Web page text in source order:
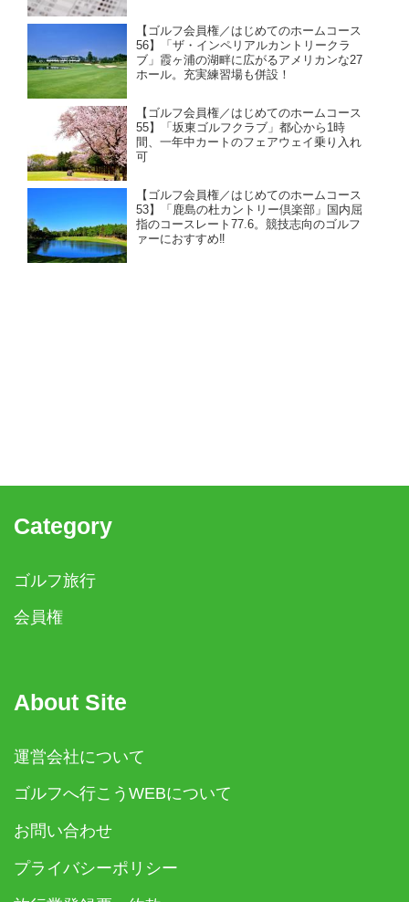
【ゴルフ会員権／はじめてのホームコース
56】「ザ・インペリアルカントリークラ
ブ」霞ヶ浦の湖畔に広がるアメリカンな27
ホール。充実練習場も併設！
【ゴルフ会員権／はじめてのホームコース
55】「坂東ゴルフクラブ」都心から1時
間、一年中カートのフェアウェイ乗り入れ
可
【ゴルフ会員権／はじめてのホームコース
53】「鹿島の杜カントリー倶楽部」国内屈
指のコースレート77.6。競技志向のゴルフ
ァーにおすすめ‼
Category
ゴルフ旅行
会員権
About Site
運営会社について
ゴルフへ行こうWEBについて
お問い合わせ
プライバシーポリシー